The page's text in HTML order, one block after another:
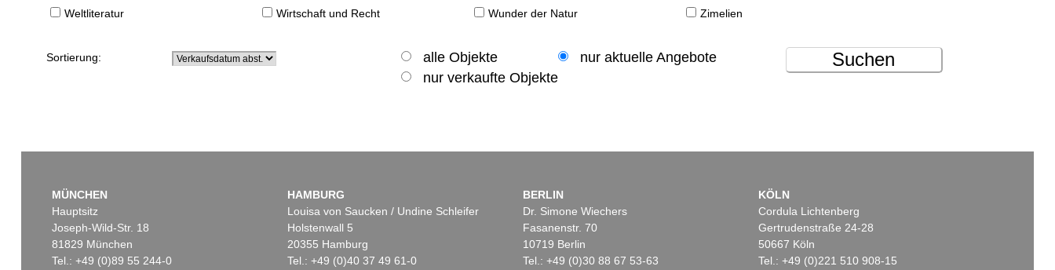
Weltliteratur
Wirtschaft und Recht Wunder der Natur Zimelien
Sortierung: alle Objekte
nur aktuelle Angebote
nur verkaufte Objekte
Suchen
MÜNCHEN
Hauptsitz
Joseph-Wild-Str. 18
81829 München
Tel.: +49 (0)89 55 244-0
HAMBURG
Louisa von Saucken / Undine Schleifer
Holstenwall 5
20355 Hamburg
Tel.: +49 (0)40 37 49 61-0
BERLIN
Dr. Simone Wiechers
Fasanenstr. 70
10719 Berlin
Tel.: +49 (0)30 88 67 53-63
KÖLN
Cordula Lichtenberg
Gertrudenstraße 24-28
50667 Köln
Tel.: +49 (0)221 510 908-15